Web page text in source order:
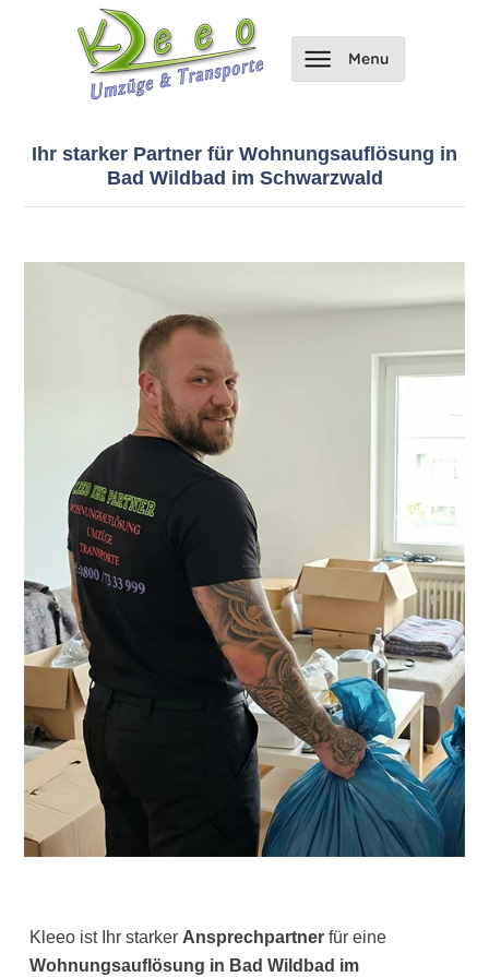
Ihr starker Partner für Wohnungsauflösung in
Bad Wildbad im Schwarzwald
Kleeo ist Ihr starker Ansprechpartner für eine
Wohnungsauflösung in Bad Wildbad im